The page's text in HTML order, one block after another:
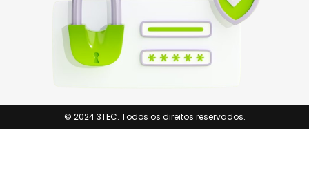
© 2024 3TEC. Todos os direitos reservados.